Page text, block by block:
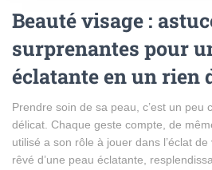
Beauté visage :
surprenantes pour
éclatante en un rien
Prendre soin de sa peau, c’est un peu
délicat. Chaque geste compte, de
utilisé a son rôle à jouer dans l’éclat
rêvé d’une peau éclatante,